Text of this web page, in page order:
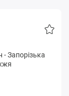
-Зaпopізькa